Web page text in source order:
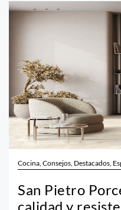
Cocina, Consejos, Destacados,
San Pietro
calidad y